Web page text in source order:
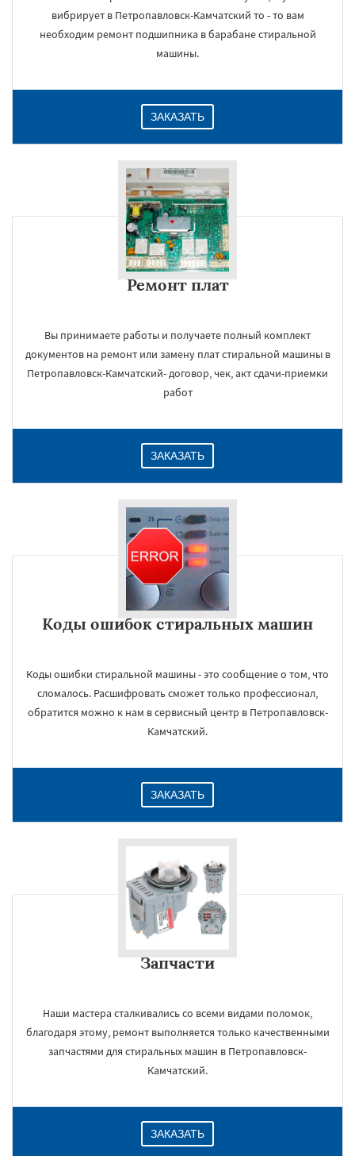
вибрирует в Петропавловск-Камчатский то - то вам
необходим ремонт подшипника в барабане стиральной
машины.
ЗАКАЗАТЬ
Ремонт плат
Вы принимаете работы и получаете полный комплект
документов на ремонт или замену плат стиральной машины в
Петропавловск-Камчатский- договор, чек, акт сдачи-приемки
работ
ЗАКАЗАТЬ
Коды ошибок стиральных машин
Коды ошибки стиральной машины - это сообщение о том, что
сломалось. Расшифровать сможет только профессионал,
обратится можно к нам в сервисный центр в Петропавловск-
Камчатский.
ЗАКАЗАТЬ
Запчасти
Наши мастера сталкивались со всеми видами поломок,
благодаря этому, ремонт выполняется только качественными
запчастями для стиральных машин в Петропавловск-
Камчатский.
ЗАКАЗАТЬ